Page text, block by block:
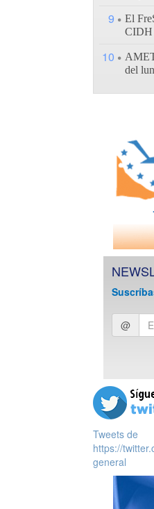
9
El
CIDH
10
del
Ingresar
email
@
Tweets de
https://
general